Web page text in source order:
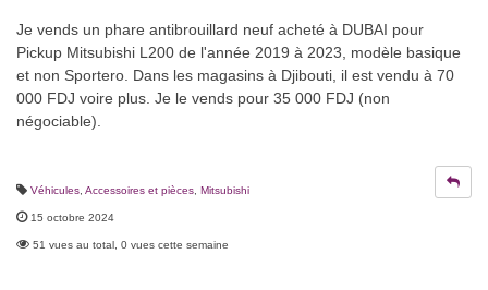
Je vends un phare antibrouillard neuf acheté à DUBAI pour
Pickup Mitsubishi L200 de l'année 2019 à 2023, modèle basique
et non Sportero. Dans les magasins à Djibouti, il est vendu à 70
000 FDJ voire plus. Je le vends pour 35 000 FDJ (non
négociable).
Véhicules Accessoires et pièces Mitsubishi
15 octobre 2024
51 vues au total, 0 vues cette semaine